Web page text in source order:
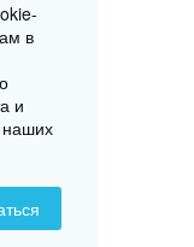
в
и
наших